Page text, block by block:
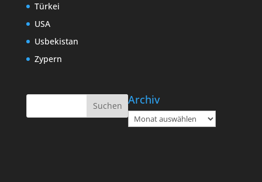
Türkei
USA
Usbekistan
Zypern
Archiv
Archiv